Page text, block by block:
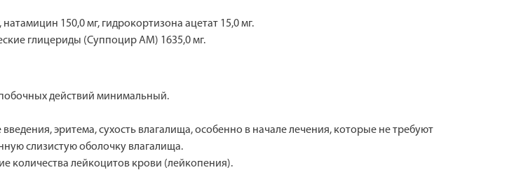
150,0 мг, гидрокортизона ацетат 15,0 мг.
глицериды (Суппоцир АМ) 1635,0 мг.
действий минимальный.
эритема, сухость влагалища, особенно в начале лечения, которые не требуют
слизистую оболочку влагалища.
количества лейкоцитов крови (лейкопения).